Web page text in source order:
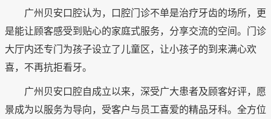
广州贝安口腔认为，口腔门诊不单是治疗牙齿的场所，更
是能让顾客感受到贴心的家庭式服务，分享交流的空间。门诊
大厅内还专门为孩子设立了儿童区，让小孩子的到来满心欢
喜，不再抗拒看牙。
广州贝安口腔自成立以来，深受广大患者及顾客好评，愿
景成为以服务为导向，受客户与员工喜爱的精品牙科。全方位